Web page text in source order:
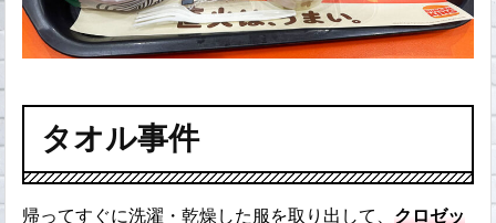
タオル事件
帰ってすぐに洗濯・乾燥した服を取り出して、クロゼッ